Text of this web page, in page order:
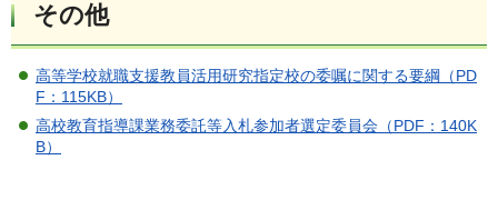
その他
高等学校就職支援教員活用研究指定校の委嘱に関する要綱（PD
F：115KB）
高校教育指導課業務委託等入札参加者選定委員会（PDF：140K
B）